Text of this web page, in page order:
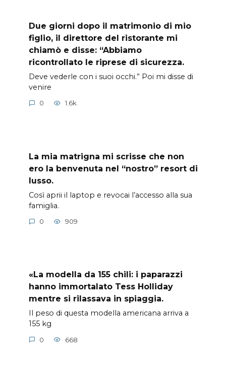
Due giorni dopo il matrimonio di mio
figlio, il direttore del ristorante mi
chiamò e disse: “Abbiamo
ricontrollato le riprese di sicurezza.
Deve vederle con i suoi occhi.” Poi mi disse di
venire
0 1.6k.
La mia matrigna mi scrisse che non
ero la benvenuta nel “nostro” resort di
lusso.
Così aprii il laptop e revocai l’accesso alla sua
famiglia.
0 909
«La modella da 155 chili: i paparazzi
hanno immortalato Tess Holliday
mentre si rilassava in spiaggia.
Il peso di questa modella americana arriva a
155 kg
0 668